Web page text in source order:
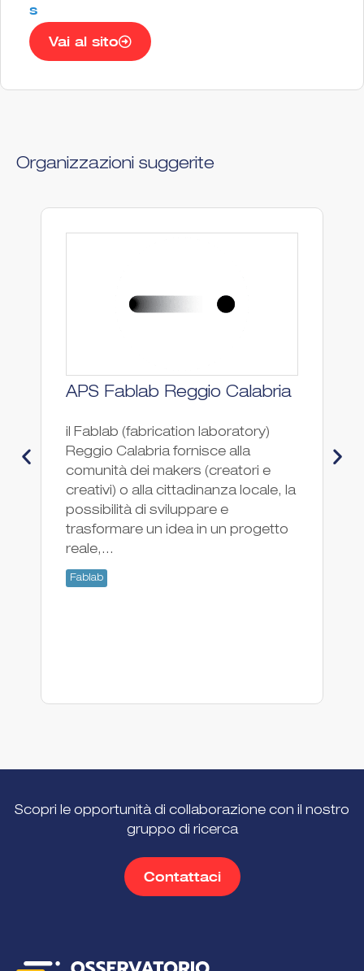
s
Vai al sito
Organizzazioni suggerite
APS Fablab Reggio Calabria
il Fablab (fabrication laboratory)
Reggio Calabria fornisce alla
comunità dei makers (creatori e
creativi) o alla cittadinanza locale, la
possibilità di sviluppare e
trasformare un idea in un progetto
reale,...
Fablab
Scopri le opportunità di collaborazione con il nostro
gruppo di ricerca
Contattaci